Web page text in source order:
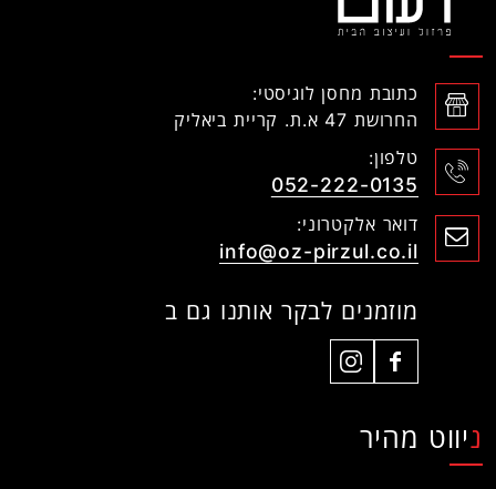
כתובת מחסן לוגיסטי:
החרושת 47 א.ת. קריית ביאליק
טלפון:
052-222-0135
דואר אלקטרוני:
info@oz-pirzul.co.il
מוזמנים לבקר אותנו גם ב
ניווט מהיר